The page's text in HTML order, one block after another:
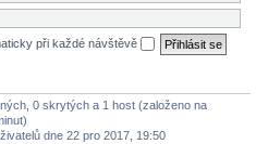
při každé návštěvě
0 skrytých a 1 host (založeno na
dne 22 pro 2017, 19:50